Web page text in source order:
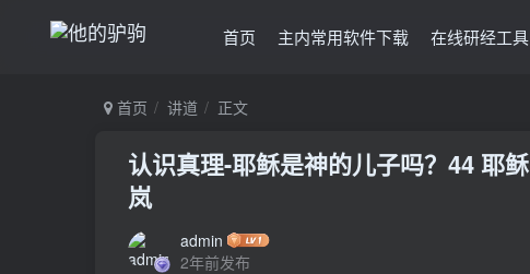
首页 主内常用软件下载 在线研经工具
首页 讲道 正文
认识真理-耶稣是神的儿子吗？44 耶
岚
admin
2年前发布